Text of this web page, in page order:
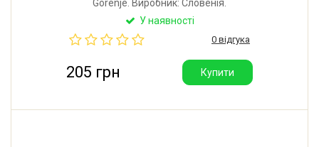
Gorenje. Виробник: Словенія.
У наявності
0 відгука
205 грн Купити